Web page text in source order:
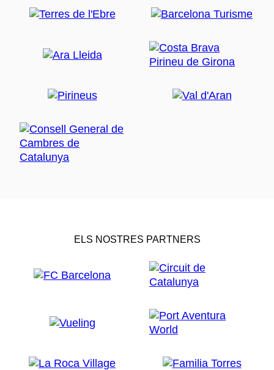
ELS NOSTRES PARTNERS